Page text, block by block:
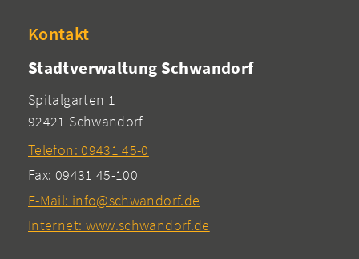
Kontakt
Stadtverwaltung Schwandorf
Spitalgarten 1
92421 Schwandorf
Telefon: 09431 45-0
Fax: 09431 45-100
E-Mail: info@schwandorf.de
Internet: www.schwandorf.de